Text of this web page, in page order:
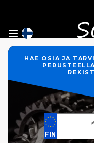
HAE OSIA JA